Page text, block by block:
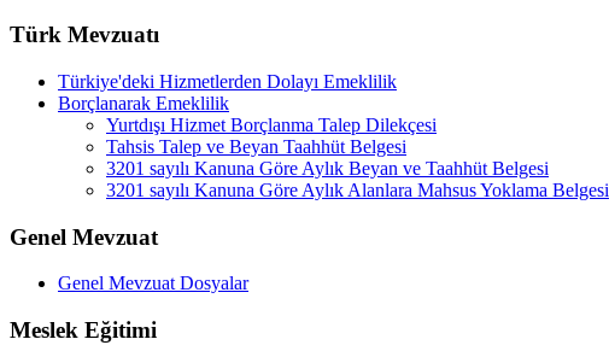
Türk Mevzuatı
Türkiye'deki Hizmetlerden Dolayı Emeklilik
Borçlanarak Emeklilik
Yurtdışı Hizmet Borçlanma Talep Dilekçesi
Tahsis Talep ve Beyan Taahhüt Belgesi
3201 sayılı Kanuna Göre Aylık Beyan ve Taahhüt Belgesi
3201 sayılı Kanuna Göre Aylık Alanlara Mahsus Yoklama Belgesi
Genel Mevzuat
Genel Mevzuat Dosyalar
Meslek Eğitimi